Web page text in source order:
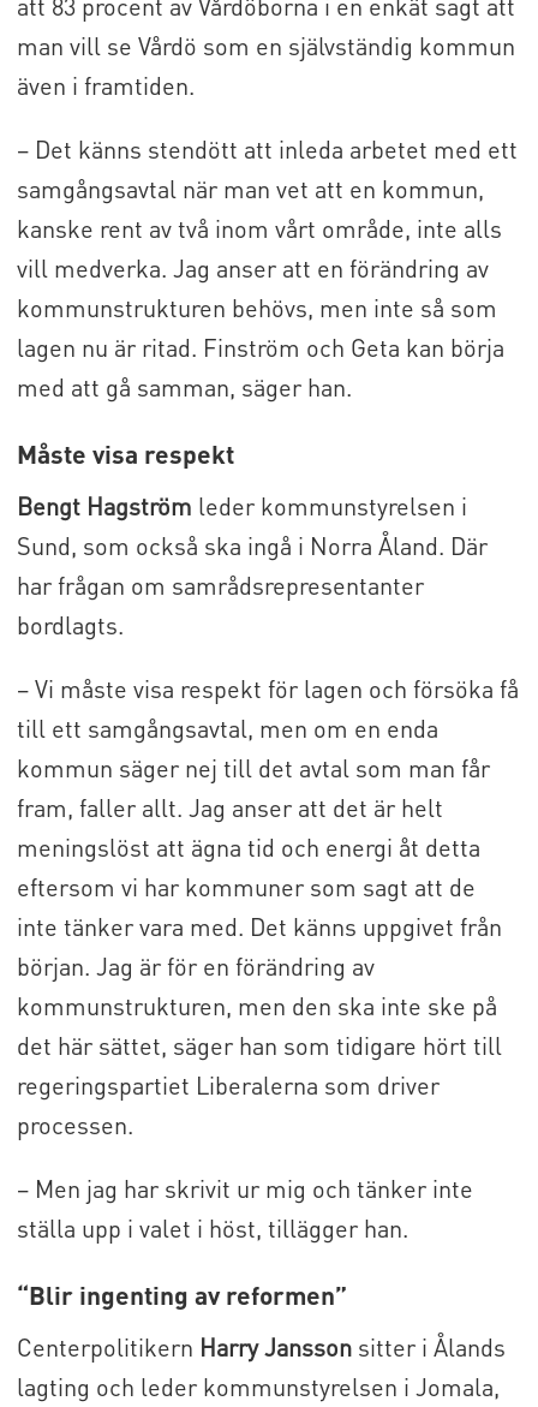
att 83 procent av Vårdöborna i en enkät sagt att
man vill se Vårdö som en självständig kommun
även i framtiden.
– Det känns stendött att inleda arbetet med ett
samgångsavtal när man vet att en kommun,
kanske rent av två inom vårt område, inte alls
vill medverka. Jag anser att en förändring av
kommunstrukturen behövs, men inte så som
lagen nu är ritad. Finström och Geta kan börja
med att gå samman, säger han.
Måste visa respekt
Bengt Hagström leder kommunstyrelsen i
Sund, som också ska ingå i Norra Åland. Där
har frågan om samrådsrepresentanter
bordlagts.
– Vi måste visa respekt för lagen och försöka få
till ett samgångsavtal, men om en enda
kommun säger nej till det avtal som man får
fram, faller allt. Jag anser att det är helt
meningslöst att ägna tid och energi åt detta
eftersom vi har kommuner som sagt att de
inte tänker vara med. Det känns uppgivet från
början. Jag är för en förändring av
kommunstrukturen, men den ska inte ske på
det här sättet, säger han som tidigare hört till
regeringspartiet Liberalerna som driver
processen.
– Men jag har skrivit ur mig och tänker inte
ställa upp i valet i höst, tillägger han.
“Blir ingenting av reformen”
Centerpolitikern Harry Janssonsitter i Ålands
lagting och leder kommunstyrelsen i Jomala,